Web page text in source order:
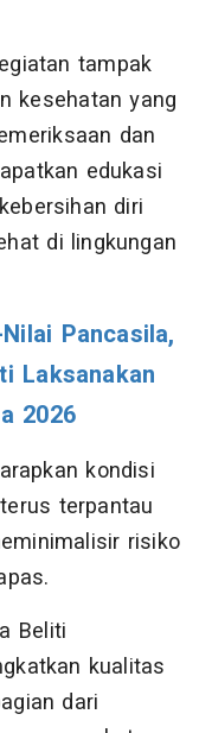
tampak
kesehatan yang
dan
edukasi
diri
di lingkungan
Pancasila,
Laksanakan
2026
kondisi
terpantau
risiko
Beliti
kualitas
dari